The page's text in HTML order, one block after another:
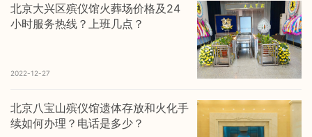
北京大兴区殡仪馆火葬场价格及24
小时服务热线？上班几点？
2022-12-27
北京八宝山殡仪馆遗体存放和火化手
续如何办理？电话是多少？